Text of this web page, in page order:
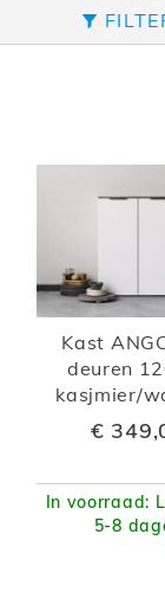
Kast
deuren
kasjmier/
€
In voorraad:
5-8